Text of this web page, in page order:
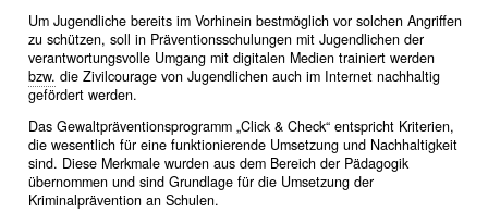
Um Jugendliche bereits im Vorhinein bestmöglich vor solchen Angriffen
zu schützen, soll in Präventionsschulungen mit Jugendlichen der
verantwortungsvolle Umgang mit digitalen Medien trainiert werden
bzw. die Zivilcourage von Jugendlichen auch im Internet nachhaltig
gefördert werden.
Das Gewaltpräventionsprogramm „Click & Check“ entspricht Kriterien,
die wesentlich für eine funktionierende Umsetzung und Nachhaltigkeit
sind. Diese Merkmale wurden aus dem Bereich der Pädagogik
übernommen und sind Grundlage für die Umsetzung der
Kriminalprävention an Schulen.